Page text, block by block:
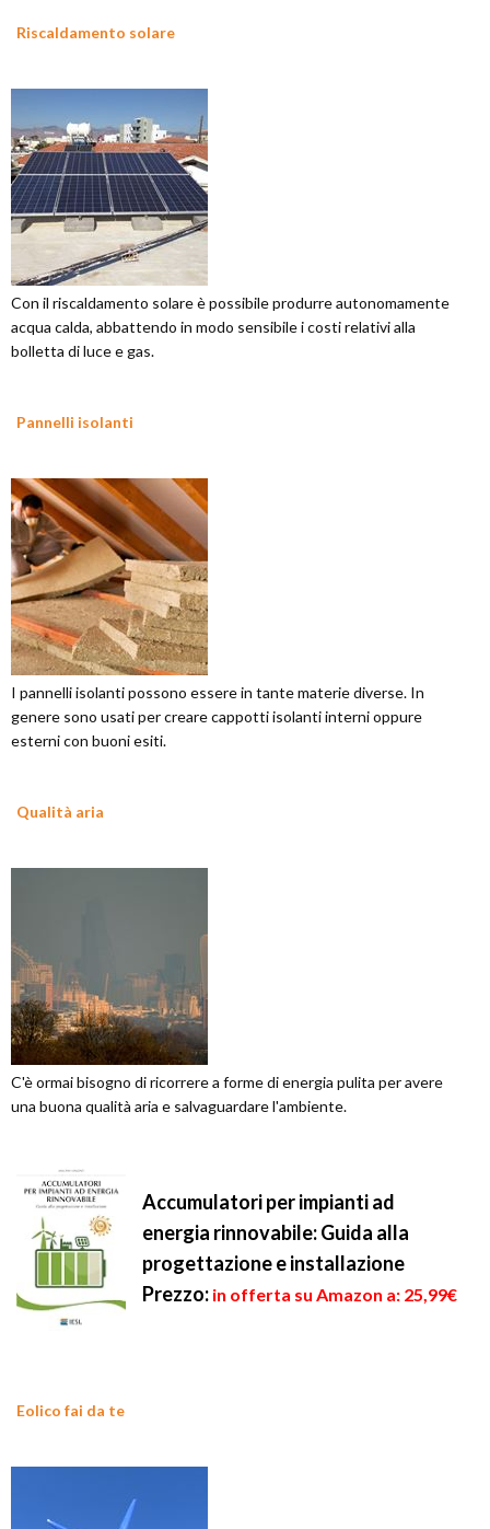
Riscaldamento solare
Con il riscaldamento solare è possibile produrre autonomamente
acqua calda, abbattendo in modo sensibile i costi relativi alla
bolletta di luce e gas.
Pannelli isolanti
I pannelli isolanti possono essere in tante materie diverse. In
genere sono usati per creare cappotti isolanti interni oppure
esterni con buoni esiti.
Qualità aria
C'è ormai bisogno di ricorrere a forme di energia pulita per avere
una buona qualità aria e salvaguardare l'ambiente.
Accumulatori per impianti ad
energia rinnovabile: Guida alla
progettazione e installazione
Prezzo: in offerta su Amazon a: 25,99€
Eolico fai da te